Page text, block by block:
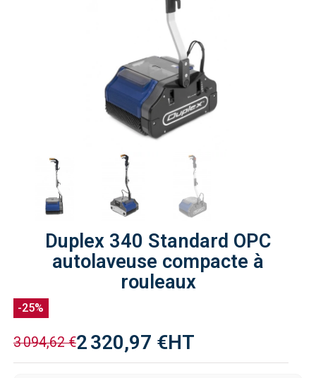
Duplex 340 Standard OPC
autolaveuse compacte à
rouleaux
-25%
3 094,62 €2 320,97 €HT